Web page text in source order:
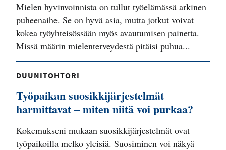
Mielen hyvinvoinnista on tullut työelämässä arkinen
puheenaihe. Se on hyvä asia, mutta jotkut voivat
kokea työyhteisössään myös avautumisen painetta.
Missä määrin mielenterveydestä pitäisi puhua...
DUUNITOHTORI
Työpaikan suosikkijärjestelmät
harmittavat – miten niitä voi purkaa?
Kokemukseni mukaan suosikkijärjestelmät ovat
työpaikoilla melko yleisiä. Suosiminen voi näkyä